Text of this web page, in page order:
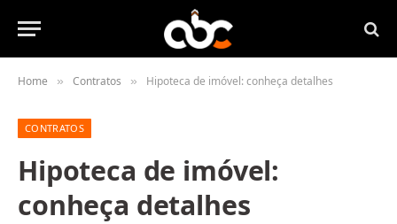
Home » Contratos » Hipoteca de imóvel: conheça detalhes
CONTRATOS
Hipoteca de imóvel:
conheça detalhes